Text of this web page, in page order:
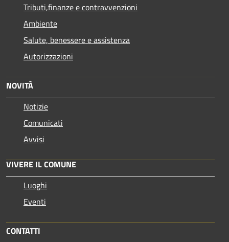
Tributi,finanze e contravvenzioni
Ambiente
Salute, benessere e assistenza
Autorizzazioni
NOVITÀ
Notizie
Comunicati
Avvisi
VIVERE IL COMUNE
Luoghi
Eventi
CONTATTI